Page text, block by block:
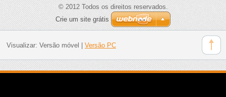
© 2012 Todos os direitos reservados.
Crie um site grátis
Visualizar: Versão móvel Versão PC